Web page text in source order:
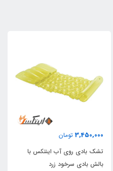
3,450,000 تومان
تشک بادی روی آب اینتکس با
بالش بادی سرخود زرد